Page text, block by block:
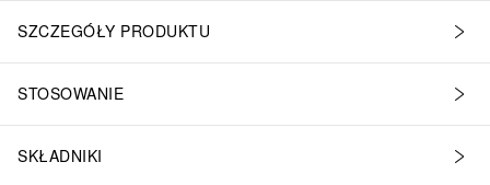
SZCZEGÓŁY PRODUKTU
STOSOWANIE
SKŁADNIKI